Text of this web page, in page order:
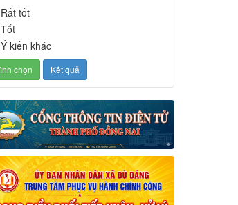
Rất tốt
Tốt
Ý kiến khác